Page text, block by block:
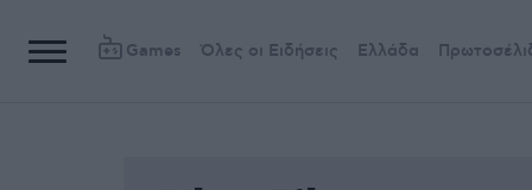
Games Όλες οι Ειδήσεις Ελλάδα